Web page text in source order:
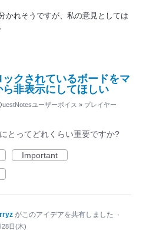
かれそうですが、私の意見としては
クされているボードをマ
非表示にしてほしい
ユーザーボイス » プレイヤー
とってどれくらい重要ですか?
Important
がこのアイデアを共有しました ·
28日(木)